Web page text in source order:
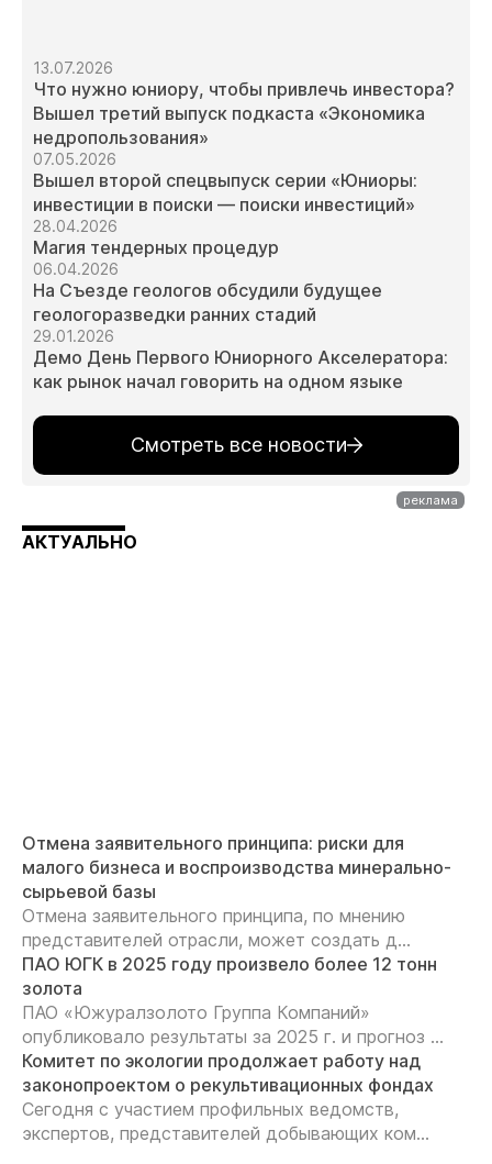
13.07.2026
Что нужно юниору, чтобы привлечь инвестора?
Вышел третий выпуск подкаста «Экономика
недропользования»
07.05.2026
Вышел второй спецвыпуск серии «Юниоры:
инвестиции в поиски — поиски инвестиций»
28.04.2026
Магия тендерных процедур
06.04.2026
На Съезде геологов обсудили будущее
геологоразведки ранних стадий
29.01.2026
Демо День Первого Юниорного Акселератора:
как рынок начал говорить на одном языке
Смотреть все новости
АКТУАЛЬНО
Отмена заявительного принципа: риски для
малого бизнеса и воспроизводства минерально-
сырьевой базы
Отмена заявительного принципа, по мнению
представителей отрасли, может создать д...
ПАО ЮГК в 2025 году произвело более 12 тонн
золота
ПАО «Южуралзолото Группа Компаний»
опубликовало результаты за 2025 г. и прогноз ...
Комитет по экологии продолжает работу над
законопроектом о рекультивационных фондах
Сегодня с участием профильных ведомств,
экспертов, представителей добывающих ком...